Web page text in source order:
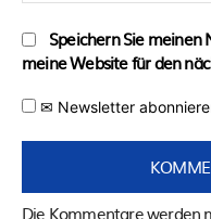
Speichern Sie meinen
meine Website für den
✉ Newsletter
Die Kommentare werden